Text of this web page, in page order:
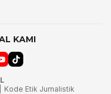
KAMI
Kode Etik Jurnalistik